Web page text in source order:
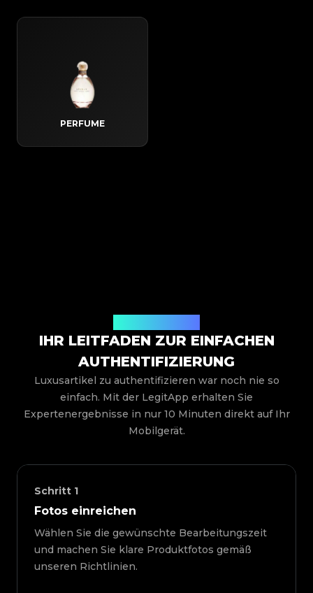
PERFUME
IHR LEITFADEN ZUR EINFACHEN
AUTHENTIFIZIERUNG
Luxusartikel zu authentifizieren war noch nie so
einfach. Mit der LegitApp erhalten Sie
Expertenergebnisse in nur 10 Minuten direkt auf Ihr
Mobilgerät.
Schritt 1
Fotos einreichen
Wählen Sie die gewünschte Bearbeitungszeit
und machen Sie klare Produktfotos gemäß
unseren Richtlinien.